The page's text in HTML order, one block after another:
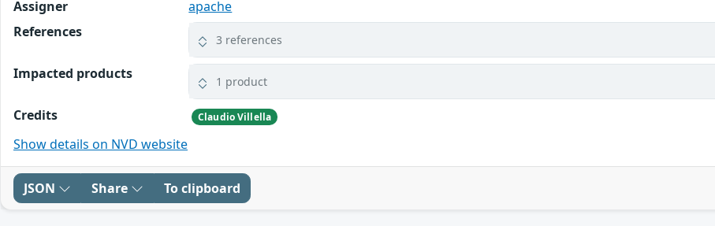
Assigner
apache
References
3 references
Impacted products 1 product
Credits Claudio Villella
Show details on NVD website
JSON Share To clipboard